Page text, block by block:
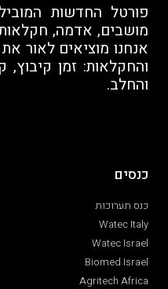
פורטל החדשות
מושבים, אדמה,
אנחנו מוציאים לאור
והחקלאות: זמן
והחלב.
כנסים
כנס תערוכות
Watec Italy
Watec Israel
Biomed Israel
Agritech Africa